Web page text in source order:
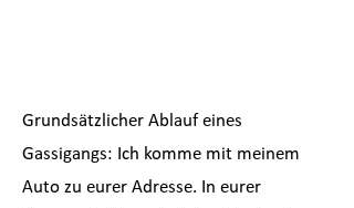
Grundsätzlicher Ablauf eines
Gassigangs: Ich komme mit meinem
Auto zu eurer Adresse. In eurer